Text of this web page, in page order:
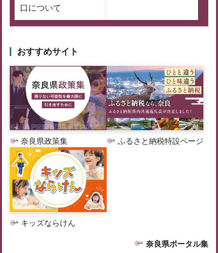
口について
おすすめサイト
奈良県政策集 ふるさと納税特設ページ
キッズならけん
奈良県ポータル集